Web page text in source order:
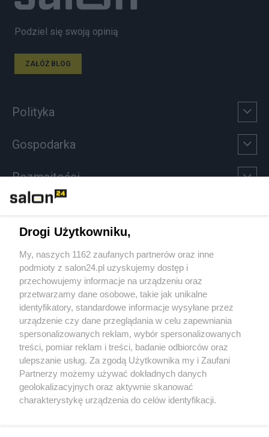
Podziel się swoją opinią
ZAŁÓŻ BLOG
Polityka
Gospodarka
Rozmaitości
Sport
Społeczeństwo
Kultura
X Facebook Instagram Youtube
Drogi Użytkowniku,
My, naszych 1162 zaufanych partnerów oraz inne
podmioty z salon24.pl uzyskujemy dostęp i
przechowujemy informacje na urządzeniu oraz
przetwarzamy dane osobowe, takie jak unikalne
identyfikatory, standardowe informacje wysyłane przez
urządzenie czy dane przeglądania w celu zapewniania
spersonalizowanych reklam, wybór spersonalizowanych
treści, pomiar reklam i treści, badanie odbiorców oraz
ulepszanie usług. Za zgodą Użytkownika my i Zaufani
Partnerzy możemy używać dokładnych danych
geolokalizacyjnych oraz aktywnie skanować
charakterystykę urządzenia do celów identyfikacji.